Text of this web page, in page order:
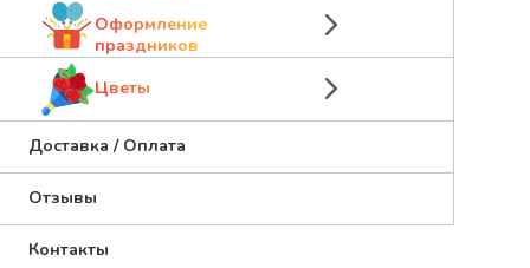
Оформление
праздников
Цветы
Доставка / Оплата
Отзывы
Контакты